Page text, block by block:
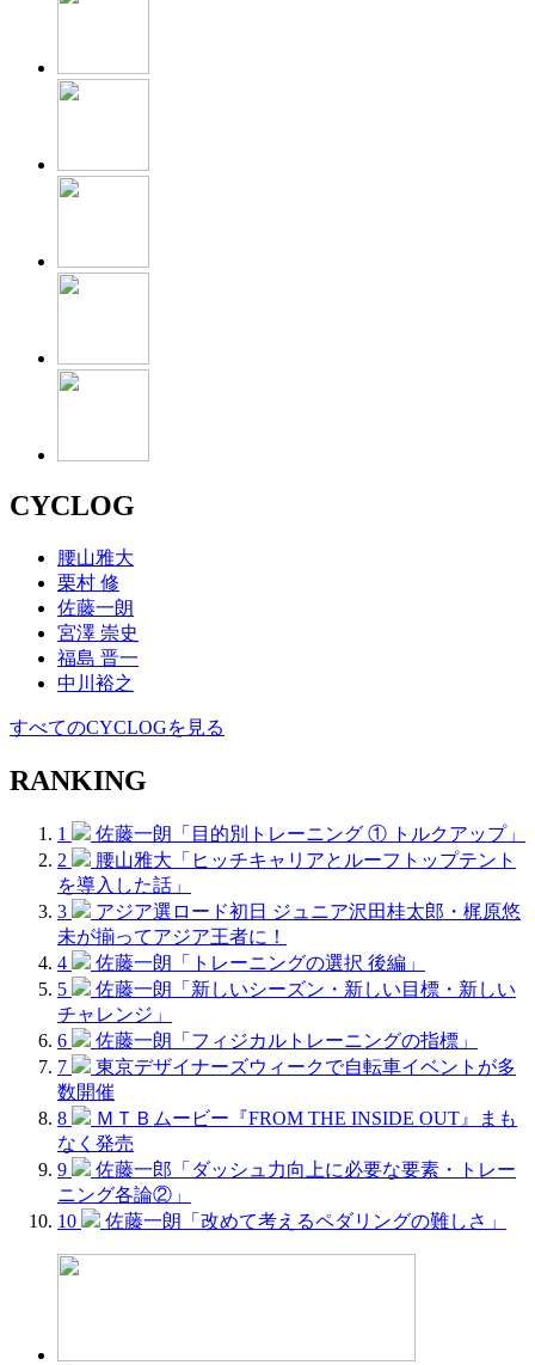
CYCLOG
腰山雅大
栗村 修
佐藤一朗
宮澤 崇史
福島 晋一
中川裕之
すべてのCYCLOGを見る
RANKING
1
佐藤一朗「目的別トレーニング ① トルクアップ」
2
腰山雅大「ヒッチキャリアとルーフトップテント
を導入した話」
3
アジア選ロード初日 ジュニア沢田桂太郎・梶原悠
未が揃ってアジア王者に！
4
佐藤一朗「トレーニングの選択 後編」
5
佐藤一朗「新しいシーズン・新しい目標・新しい
チャレンジ」
6
佐藤一朗「フィジカルトレーニングの指標」
7
東京デザイナーズウィークで自転車イベントが多
数開催
8
ＭＴＢムービー『FROM THE INSIDE OUT』まも
なく発売
9
佐藤一郎「ダッシュ力向上に必要な要素・トレー
ニング各論②」
10
佐藤一朗「改めて考えるペダリングの難しさ」